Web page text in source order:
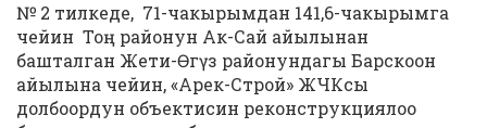
№ 2 тилкеде, 71-чакырымдан 141,6-чакырымга
чейин Тоң районун Ак-Сай айылынан
башталган Жети-Өгүз районундагы Барскоон
айылына чейин, «Арек-Строй» ЖЧКсы
долбоордун объектисин реконструкциялоо